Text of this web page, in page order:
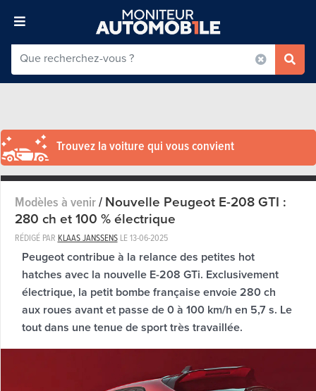
Trouvez la voiture qui vous convient
Modèles à venir/Nouvelle Peugeot E-208 GTI :
280 ch et 100 % électrique
RÉDIGÉ PAR KLAAS JANSSENSLE13-06-2025
Peugeot contribue à la relance des petites hot
hatches avec la nouvelle E-208 GTi. Exclusivement
électrique, la petit bombe française envoie 280 ch
aux roues avant et passe de 0 à 100 km/h en 5,7 s. Le
tout dans une tenue de sport très travaillée.